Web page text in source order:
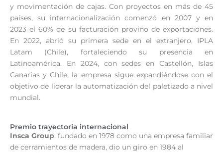
y movimentación de cajas. Con proyectos en más de 45
países, su internacionalización comenzó en 2007 y en
2023 el 60% de su facturación provino de exportaciones.
En 2022, abrió su primera sede en el extranjero, IPLA
Latam (Chile), fortaleciendo su presencia en
Latinoamérica. En 2024, con sedes en Castellón, Islas
Canarias y Chile, la empresa sigue expandiéndose con el
objetivo de liderar la automatización del paletizado a nivel
mundial.
Premio trayectoria internacional
Insca Group, fundado en 1978 como una empresa familiar
de cerramientos de madera, dio un giro en 1984 al